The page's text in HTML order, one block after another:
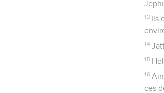
13 Ils
14
15
16
ces